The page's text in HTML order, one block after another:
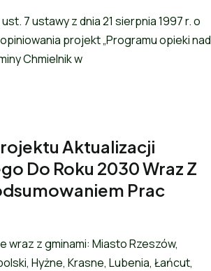
7 ustawy z dnia 21 sierpnia 1997 r. o
projekt „Programu opieki nad
Chmielnik w
Aktualizacji
Do Roku 2030 Wraz Z
Prac
z gminami: Miasto Rzeszów,
Hyżne, Krasne, Lubenia, Łańcut,